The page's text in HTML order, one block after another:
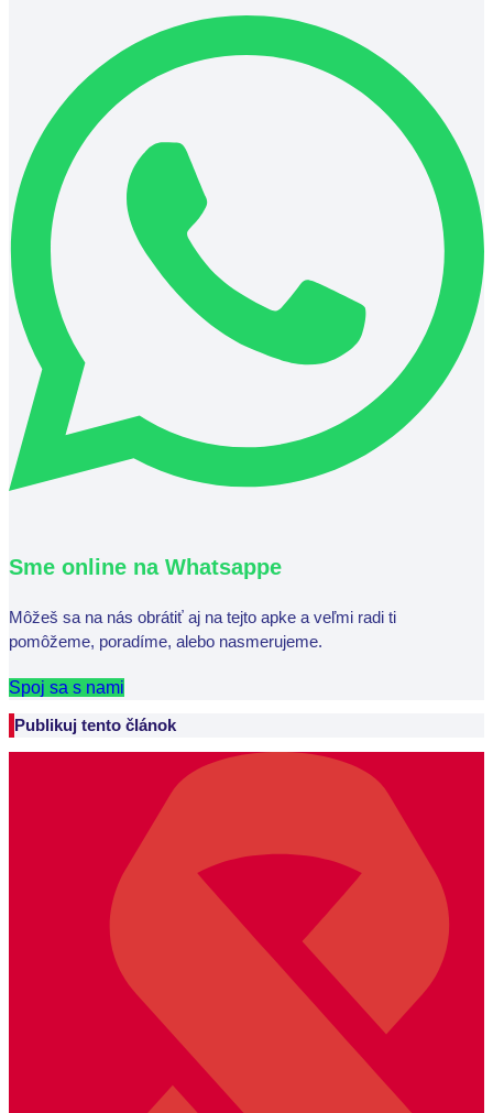
Sme online na Whatsappe
Môžeš sa na nás obrátiť aj na tejto apke a veľmi radi ti
pomôžeme, poradíme, alebo nasmerujeme.
Spoj sa s nami
Publikuj tento článok